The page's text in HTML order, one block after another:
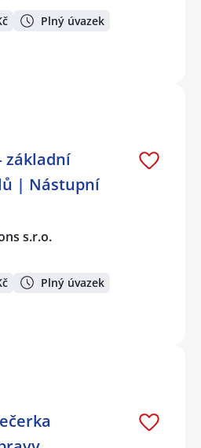
Plný úvazek
základní
| Nástupní
s.r.o.
Plný úvazek